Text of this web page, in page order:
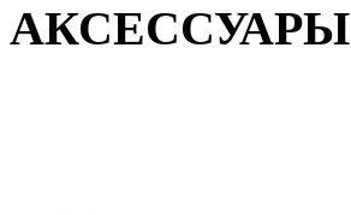
АКСЕССУАРЫ